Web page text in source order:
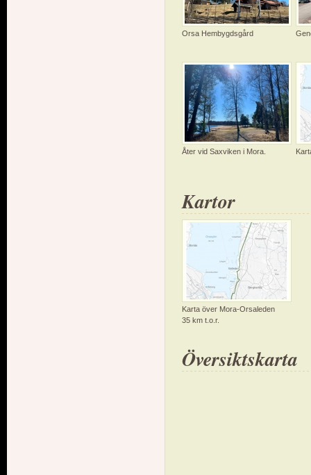
Orsa Hembygdsgård
Åter vid Saxviken i Mora.
Kartor
Karta över Mora-Orsaleden
35 km t.o.r.
Översiktskarta